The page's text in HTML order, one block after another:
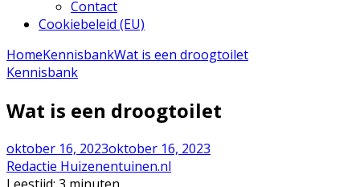
Contact
Cookiebeleid (EU)
HomeKennisbankWat is een droogtoilet
Kennisbank
Wat is een droogtoilet
oktober 16, 2023oktober 16, 2023
Redactie Huizenentuinen.nl